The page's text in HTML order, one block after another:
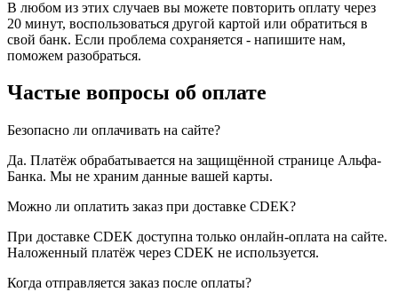
В любом из этих случаев вы можете повторить оплату через
20 минут, воспользоваться другой картой или обратиться в
свой банк. Если проблема сохраняется - напишите нам,
поможем разобраться.
Частые вопросы об оплате
Безопасно ли оплачивать на сайте?
Да. Платёж обрабатывается на защищённой странице Альфа-
Банка. Мы не храним данные вашей карты.
Можно ли оплатить заказ при доставке CDEK?
При доставке CDEK доступна только онлайн-оплата на сайте.
Наложенный платёж через CDEK не используется.
Когда отправляется заказ после оплаты?